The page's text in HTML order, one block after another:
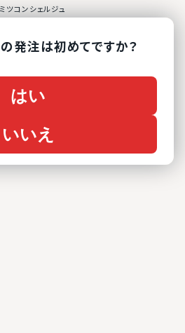
の発注は初めてですか？
はい
いいえ